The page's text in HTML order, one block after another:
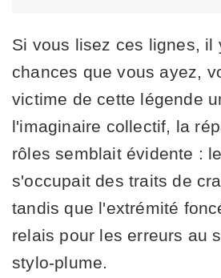
Si vous lisez ces lignes, il
chances que vous ayez,
victime de cette légende
l'imaginaire collectif, la
rôles semblait évidente :
s'occupait des traits de
tandis que l'extrémité
relais pour les erreurs au
stylo-plume.